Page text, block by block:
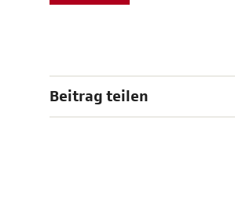
Beitrag teilen